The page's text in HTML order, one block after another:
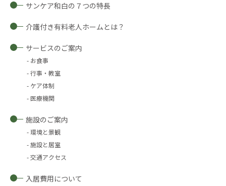
サンケア和白の７つの特長
介護付き有料老人ホームとは？
サービスのご案内
お食事
行事・教室
ケア体制
医療機関
施設のご案内
環境と景観
施設と居室
交通アクセス
入居費用について